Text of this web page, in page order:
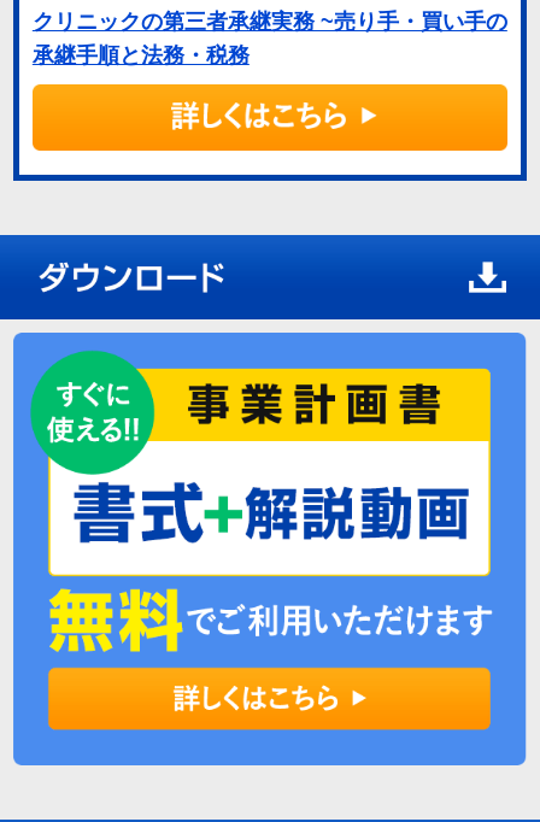
クリニックの第三者承継実務 ~売り手・買い手の
承継手順と法務・税務